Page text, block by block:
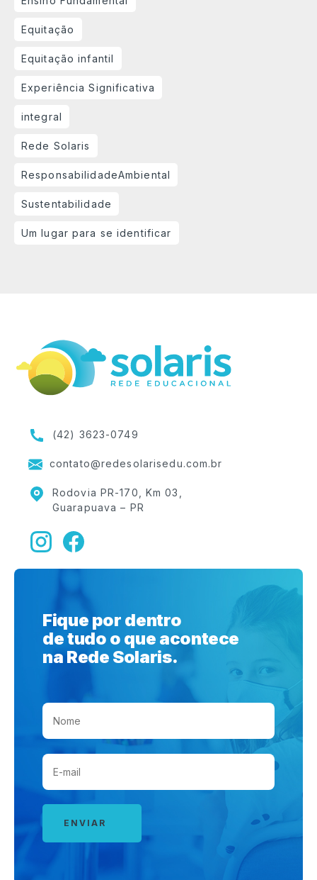
Equitação
Equitação infantil
Experiência Significativa
integral
Rede Solaris
ResponsabilidadeAmbiental
Sustentabilidade
Um lugar para se identificar
(42) 3623-0749
contato@redesolarisedu.com.br
Rodovia PR-170, Km 03,
Guarapuava – PR
Fique por dentro
de tudo o que acontece
na Rede Solaris.